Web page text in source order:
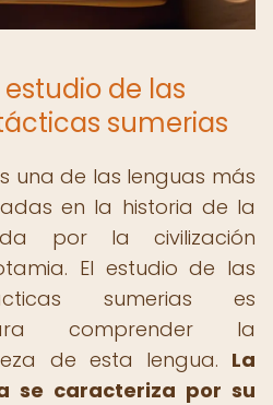
de las
sumerias
una de las lenguas más
en la historia de la
por la civilización
El estudio de las
sumerias es
comprender la
de esta lengua. La
se caracteriza por su